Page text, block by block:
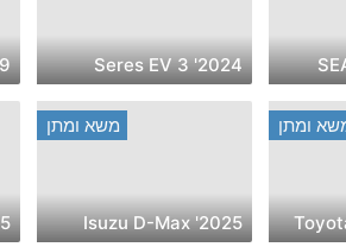
2024' Seres EV 3
ומתן משא ומתן
2025' Isuzu D-Max
i25